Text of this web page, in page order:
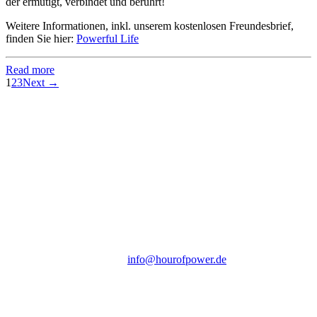
Weitere Informationen, inkl. unserem kostenlosen Freundesbrief,
finden Sie hier: Powerful Life
Read more
1 23Next →
info@hourofpower.de